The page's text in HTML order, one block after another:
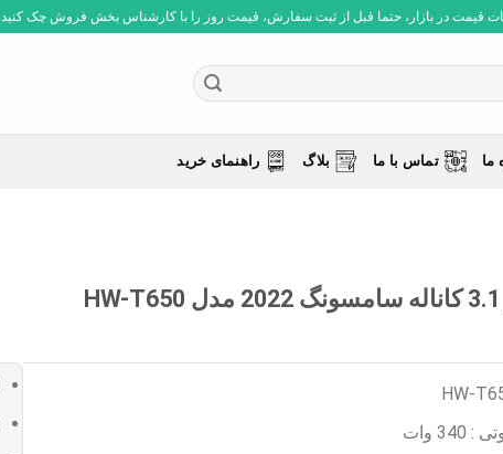
در بازار، حتما قبل از ثبت سفارش، قیمت روز را با کارشناس بخش فروش چک کنید. 09173455020
ما تماس با ما بلاگ راهنمای خرید
:340 وات